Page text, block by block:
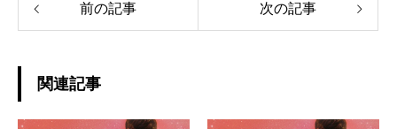
前の記事 次の記事
関連記事